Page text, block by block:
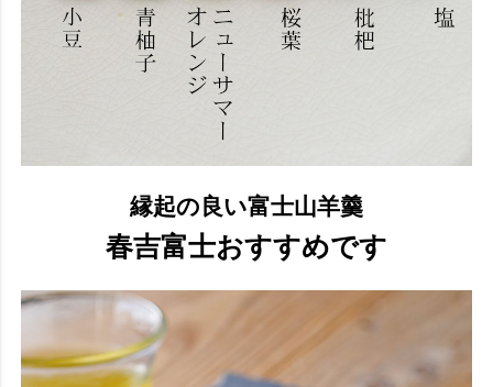
縁起の良い富士山羊羹
春吉富士おすすめです